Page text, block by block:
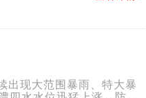
出现大范围暴雨、特大暴